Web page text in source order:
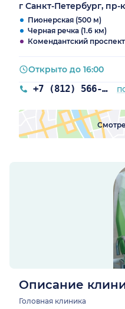
г Санкт-Петербург,
Пионерская (500 м)
Черная речка (1.6 км)
Комендантский проспект
+7 (812) 566-61-75
Открыто до 16:00
Описание
Головная клиника